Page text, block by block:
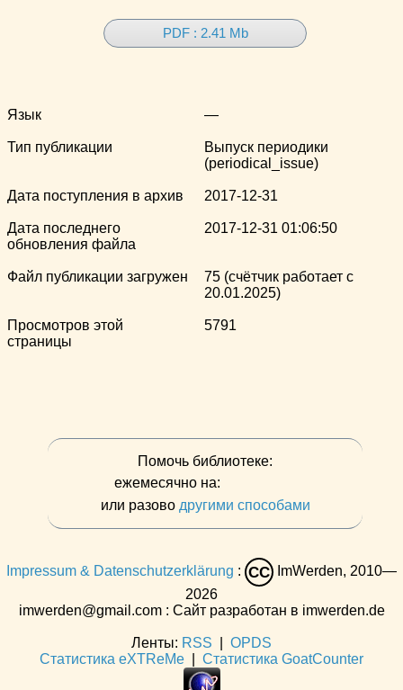
PDF : 2.41 Mb
Язык —
Тип публикации
Выпуск периодики
(periodical_issue)
Дата поступления в архив 2017-12-31
Дата последнего
обновления файла
2017-12-31 01:06:50
Файл публикации загружен
75 (счётчик работает с
20.01.2025)
Просмотров этой
страницы
5791
Помочь библиотеке:
ежемесячно на:
или разово другими способами
Impressum & Datenschutzerklärung : CC
ImWerden, 2010—
2026
imwerden@gmail.com : Сайт разработан в imwerden.de
Ленты: RSS
OPDS
Статистика eXTReMe
Статистика GoatCounter